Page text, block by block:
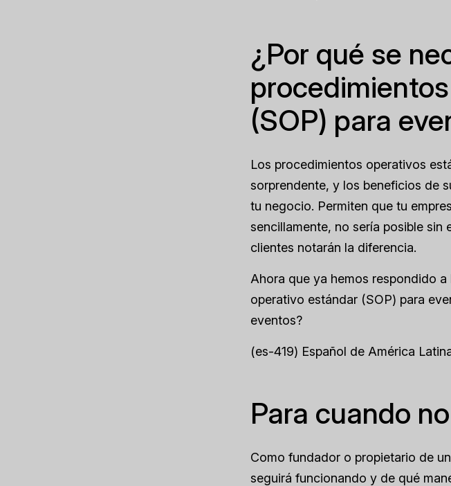
¿Por qué se
(SOP) para
Los procedimientos operativos
sorprendente, y los beneficios de
tu negocio. Permiten que tu
sencillamente, no sería posible sin
clientes notarán la diferencia.
Ahora que ya hemos respondido
operativo estándar (SOP) para
eventos?
(es-419) Español de América
Para cuando
Como fundador o propietario de
seguirá funcionando y de qué